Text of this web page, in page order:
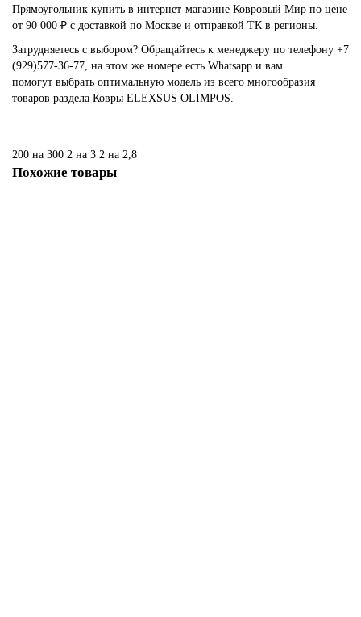
Прямоугольник купить в интернет-магазине Ковровый Мир по цене
от 90 000 ₽ с доставкой по Москве и отправкой ТК в регионы.
Затрудняетесь с выбором? Обращайтесь к менеджеру по телефону +7
(929)577-36-77, на этом же номере есть Whatsapp и вам
помогут выбрать оптимальную модель из всего многообразия
товаров раздела Ковры ELEXSUS OLIMPOS.
200 на 300 2 на 3 2 на 2,8
Похожие товары